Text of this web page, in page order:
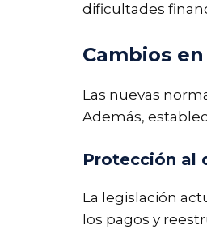
dificultades
Cambios
Las nuevas
Además,
Protección al
La legislación
los pagos y